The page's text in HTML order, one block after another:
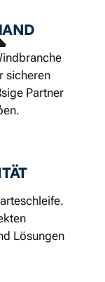
sicheren
Partner
Lösungen